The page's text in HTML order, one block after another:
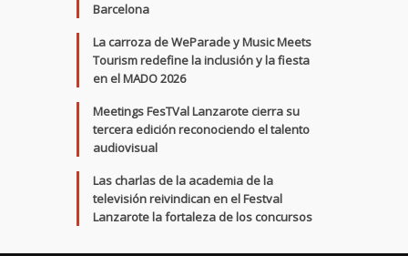
Barcelona
La carroza de WeParade y Music Meets
Tourism redefine la inclusión y la fiesta
en el MADO 2026
Meetings FesTVal Lanzarote cierra su
tercera edición reconociendo el talento
audiovisual
Las charlas de la academia de la
televisión reivindican en el Festval
Lanzarote la fortaleza de los concursos